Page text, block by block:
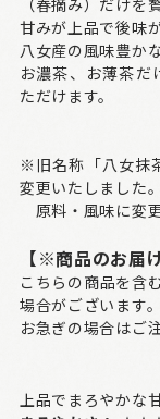
甘みが上品で後味
八女産の風味豊か
お濃茶、お薄茶だ
ただけます。
※旧名称「八女抹
変更いたしました。
原料・風味に変
【※商品のお届
こちらの商品を含
場合がございます。
お急ぎの場合はご
上品でまろやかな